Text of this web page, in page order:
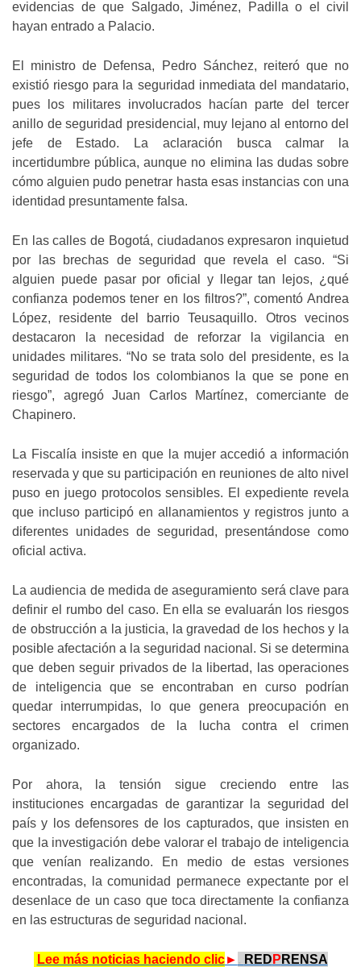
evidencias de que Salgado, Jiménez, Padilla o el civil
hayan entrado a Palacio.
El ministro de Defensa, Pedro Sánchez, reiteró que no
existió riesgo para la seguridad inmediata del mandatario,
pues los militares involucrados hacían parte del tercer
anillo de seguridad presidencial, muy lejano al entorno del
jefe de Estado. La aclaración busca calmar la
incertidumbre pública, aunque no elimina las dudas sobre
cómo alguien pudo penetrar hasta esas instancias con una
identidad presuntamente falsa.
En las calles de Bogotá, ciudadanos expresaron inquietud
por las brechas de seguridad que revela el caso. “Si
alguien puede pasar por oficial y llegar tan lejos, ¿qué
confianza podemos tener en los filtros?”, comentó Andrea
López, residente del barrio Teusaquillo. Otros vecinos
destacaron la necesidad de reforzar la vigilancia en
unidades militares. “No se trata solo del presidente, es la
seguridad de todos los colombianos la que se pone en
riesgo”, agregó Juan Carlos Martínez, comerciante de
Chapinero.
La Fiscalía insiste en que la mujer accedió a información
reservada y que su participación en reuniones de alto nivel
puso en juego protocolos sensibles. El expediente revela
que incluso participó en allanamientos y registros junto a
diferentes unidades de seguridad, presentándose como
oficial activa.
La audiencia de medida de aseguramiento será clave para
definir el rumbo del caso. En ella se evaluarán los riesgos
de obstrucción a la justicia, la gravedad de los hechos y la
posible afectación a la seguridad nacional. Si se determina
que deben seguir privados de la libertad, las operaciones
de inteligencia que se encontraban en curso podrían
quedar interrumpidas, lo que genera preocupación en
sectores encargados de la lucha contra el crimen
organizado.
Por ahora, la tensión sigue creciendo entre las
instituciones encargadas de garantizar la seguridad del
país y los defensores de los capturados, que insisten en
que la investigación debe valorar el trabajo de inteligencia
que venían realizando. En medio de estas versiones
encontradas, la comunidad permanece expectante por el
desenlace de un caso que toca directamente la confianza
en las estructuras de seguridad nacional.
Lee más noticias haciendo clic► RED P RENSA